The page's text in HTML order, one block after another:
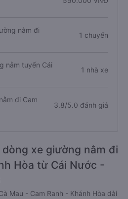
nằm đi
1 chuyến
nằm tuyến Cái
1 nhà xe
đi Cam
3.8/5.0 đánh giá
xe giường nằm đi
Hòa từ Cái Nước -
Mau - Cam Ranh - Khánh Hòa dài